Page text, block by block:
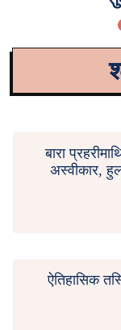
बारा
अस्वीकार,
ऐतिहासिक